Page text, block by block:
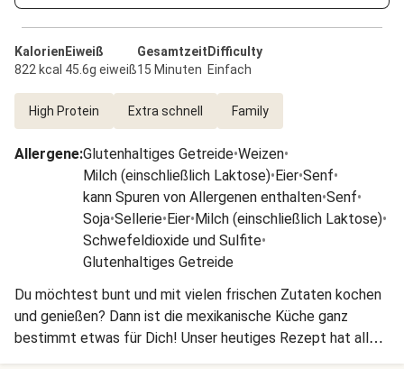
Kalorien
822 kcal
Eiweiß
45.6g eiweiß
Gesamtzeit
15 Minuten
Difficulty
Einfach
High Protein Extra schnell Family
Allergene:Glutenhaltiges Getreide•Weizen•
Milch (einschließlich Laktose)•Eier•Senf•
kann Spuren von Allergenen enthalten•Senf•
Soja•Sellerie•Eier•Milch (einschließlich Laktose)•
Schwefeldioxide und Sulfite•
Glutenhaltiges Getreide
Du möchtest bunt und mit vielen frischen Zutaten kochen
und genießen? Dann ist die mexikanische Küche ganz
bestimmt etwas für Dich! Unser heutiges Rezept hat alles,
was es braucht, um Dich zu überzeugen!